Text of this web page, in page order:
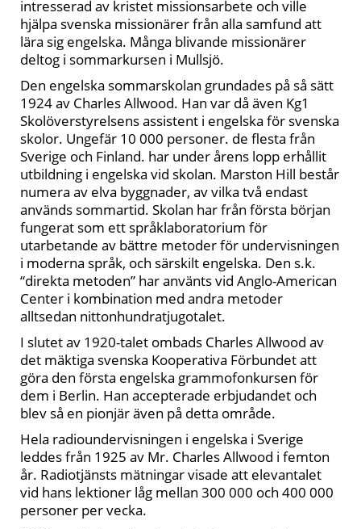
intresserad av kristet missionsarbete och ville
hjälpa svenska missionärer från alla samfund att
lära sig engelska. Många blivande missionärer
deltog i sommarkursen i Mullsjö.
Den engelska sommarskolan grundades på så sätt
1924 av Charles Allwood. Han var då även Kg1
Skolöverstyrelsens assistent i engelska för svenska
skolor. Ungefär 10 000 personer. de flesta från
Sverige och Finland. har under årens lopp erhållit
utbildning i engelska vid skolan. Marston Hill består
numera av elva byggnader, av vilka två endast
används sommartid. Skolan har från första början
fungerat som ett språklaboratorium för
utarbetande av bättre metoder för undervisningen
i moderna språk, och särskilt engelska. Den s.k.
“direkta metoden” har använts vid Anglo-American
Center i kombination med andra metoder
alltsedan nittonhundratjugotalet.
I slutet av 1920-talet ombads Charles Allwood av
det mäktiga svenska Kooperativa Förbundet att
göra den första engelska grammofonkursen för
dem i Berlin. Han accepterade erbjudandet och
blev så en pionjär även på detta område.
Hela radioundervisningen i engelska i Sverige
leddes från 1925 av Mr. Charles Allwood i femton
år. Radiotjänsts mätningar visade att elevantalet
vid hans lektioner låg mellan 300 000 och 400 000
personer per vecka.